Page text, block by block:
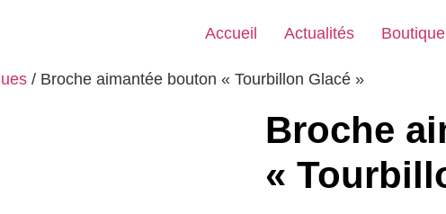
Accueil Actualités Boutique
/ Broche aimantée bouton « Tourbillon Glacé »
Broche
«